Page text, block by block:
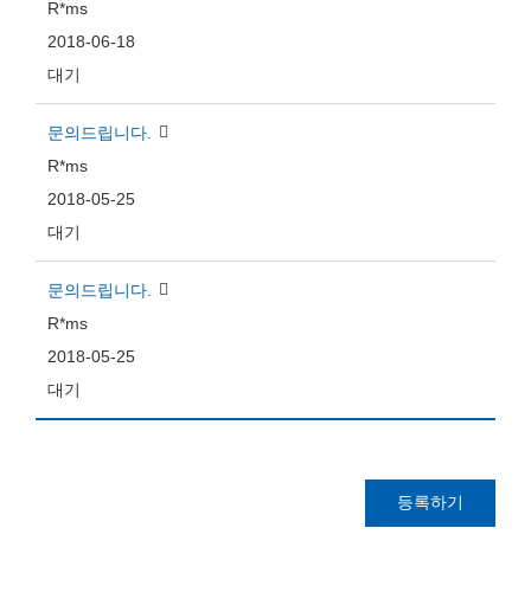
R*ms
2018-06-18
대기
문의드립니다.
R*ms
2018-05-25
대기
문의드립니다.
R*ms
2018-05-25
대기
등록하기